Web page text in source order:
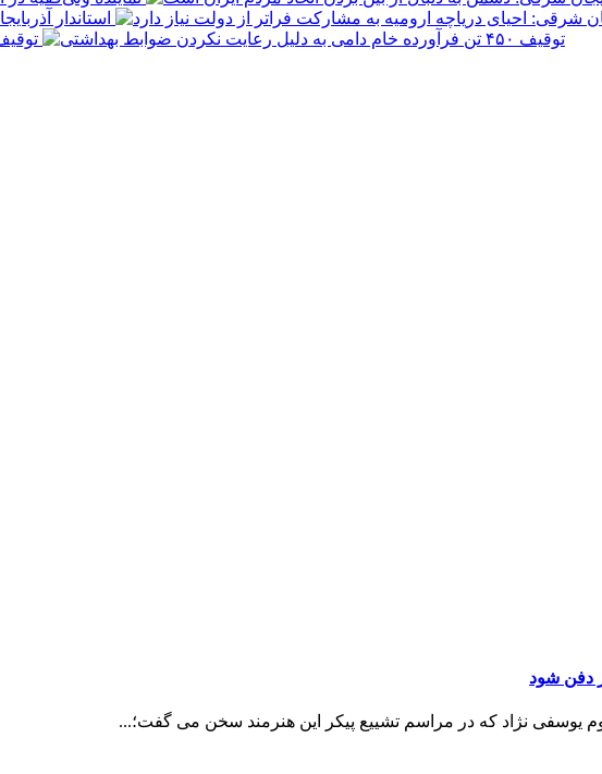
استاندار
توقیف ۴۵۰ تن فرآورده خام دامی به دلیل رعایت نکردن
دفن شود
یوسفی نژاد که در مراسم تشییع پیکر این هنرمند سخن می گفت؛...